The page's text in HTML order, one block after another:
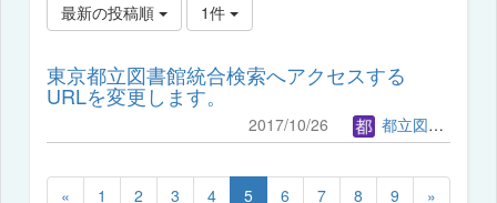
最新の投稿順 1件
東京都立図書館統合検索へアクセスする
URLを変更します。
2017/10/26 都立図書館管理者
« 1 2 3 4 5 6 7 8 9 »